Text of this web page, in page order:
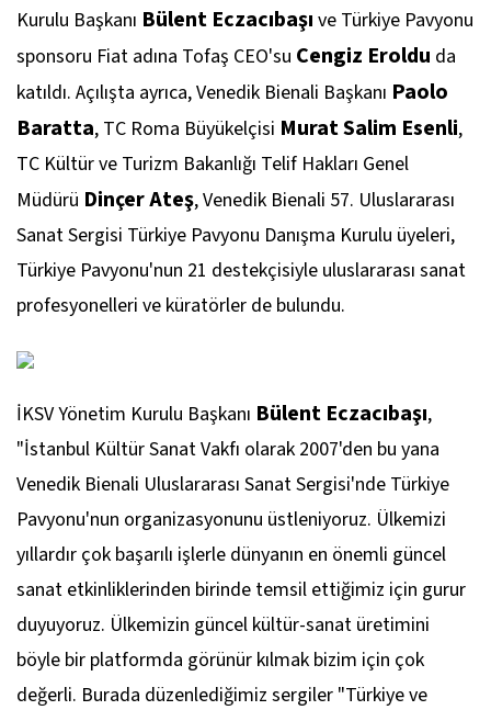
Kurulu Başkanı Bülent Eczacıbaşı ve Türkiye Pavyonu
sponsoru Fiat adına Tofaş CEO'su Cengiz Eroldu da
katıldı. Açılışta ayrıca, Venedik Bienali Başkanı Paolo
Baratta, TC Roma Büyükelçisi Murat Salim Esenli,
TC Kültür ve Turizm Bakanlığı Telif Hakları Genel
Müdürü Dinçer Ateş, Venedik Bienali 57. Uluslararası
Sanat Sergisi Türkiye Pavyonu Danışma Kurulu üyeleri,
Türkiye Pavyonu'nun 21 destekçisiyle uluslararası sanat
profesyonelleri ve küratörler de bulundu.
İKSV Yönetim Kurulu Başkanı Bülent Eczacıbaşı,
"İstanbul Kültür Sanat Vakfı olarak 2007'den bu yana
Venedik Bienali Uluslararası Sanat Sergisi'nde Türkiye
Pavyonu'nun organizasyonunu üstleniyoruz. Ülkemizi
yıllardır çok başarılı işlerle dünyanın en önemli güncel
sanat etkinliklerinden birinde temsil ettiğimiz için gurur
duyuyoruz. Ülkemizin güncel kültür-sanat üretimini
böyle bir platformda görünür kılmak bizim için çok
değerli. Burada düzenlediğimiz sergiler "Türkiye ve